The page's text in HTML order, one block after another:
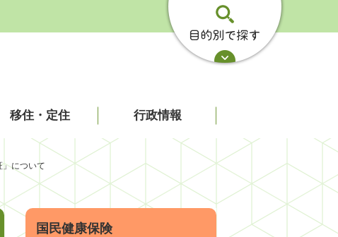
移住・定住 行政情報
」について
国民健康保険